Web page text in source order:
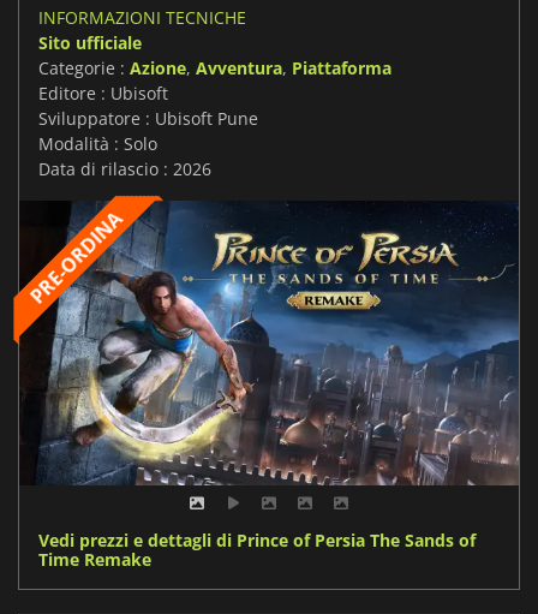
INFORMAZIONI TECNICHE
Sito ufficiale
Categorie : Azione, Avventura, Piattaforma
Editore : Ubisoft
Sviluppatore : Ubisoft Pune
Modalità : Solo
Data di rilascio : 2026
Vedi prezzi e dettagli di Prince of Persia The Sands of
Time Remake